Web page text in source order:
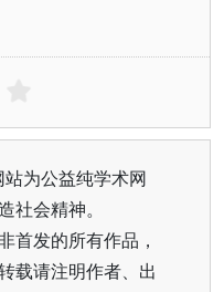
为公益纯学术网
社会精神。
首发的所有作品，
载请注明作者、出